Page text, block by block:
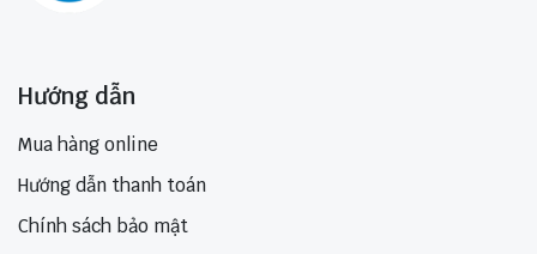
Hướng dẫn
Mua hàng online
Hướng dẫn thanh toán
Chính sách bảo mật